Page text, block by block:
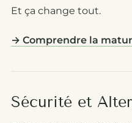
Et ça change tout.
→ Comprendre la
Sécurité et